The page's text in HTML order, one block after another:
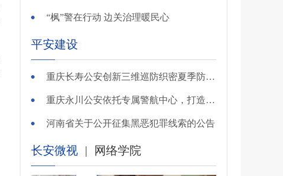
“枫”警在行动 边关治理暖民心
平安建设
重庆长寿公安创新三维巡防织密夏季防溺水安全网
重庆永川公安依托专属警航中心，打造“全域感知、智能研判”智慧警务模式
河南省关于公开征集黑恶犯罪线索的公告
长安微视 | 网络学院